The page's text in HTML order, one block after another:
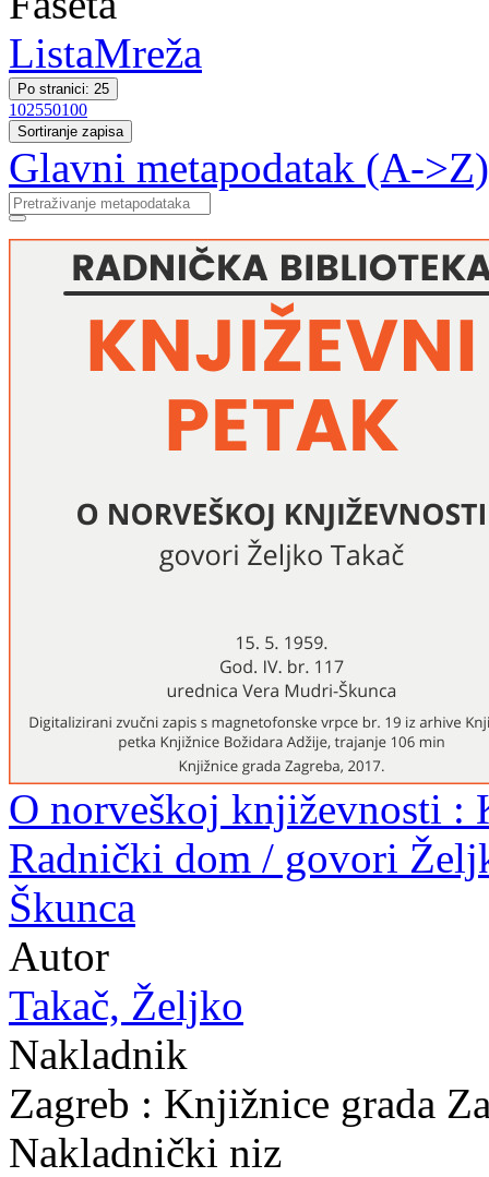
ListaMreža
Po stranici: 25
102550100
Sortiranje zapisa
Glavni metapodatak (A->Z)
O norveškoj književnosti :
Radnički dom / govori
Škunca
Autor
Takač, Željko
Nakladnik
Zagreb : Knjižnice grada
Nakladnički niz